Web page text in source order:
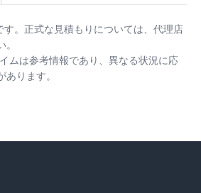
す。正式な見積もりについては、代理店
ムは参考情報であり、異なる状況に応
あります。